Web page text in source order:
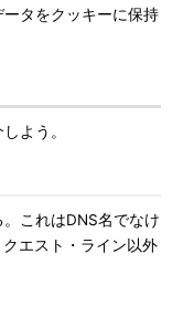
タをクッキーに保持
よう。
これはDNS名でなけ
エスト・ライン以外